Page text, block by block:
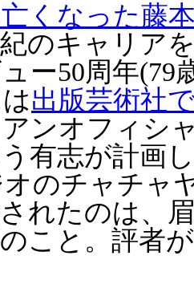
くなった藤
のキャリア
ー50周年(79
出版芸術社
ンオフィシ
有志が計画
のチャチャ
れたのは、
こと。評者